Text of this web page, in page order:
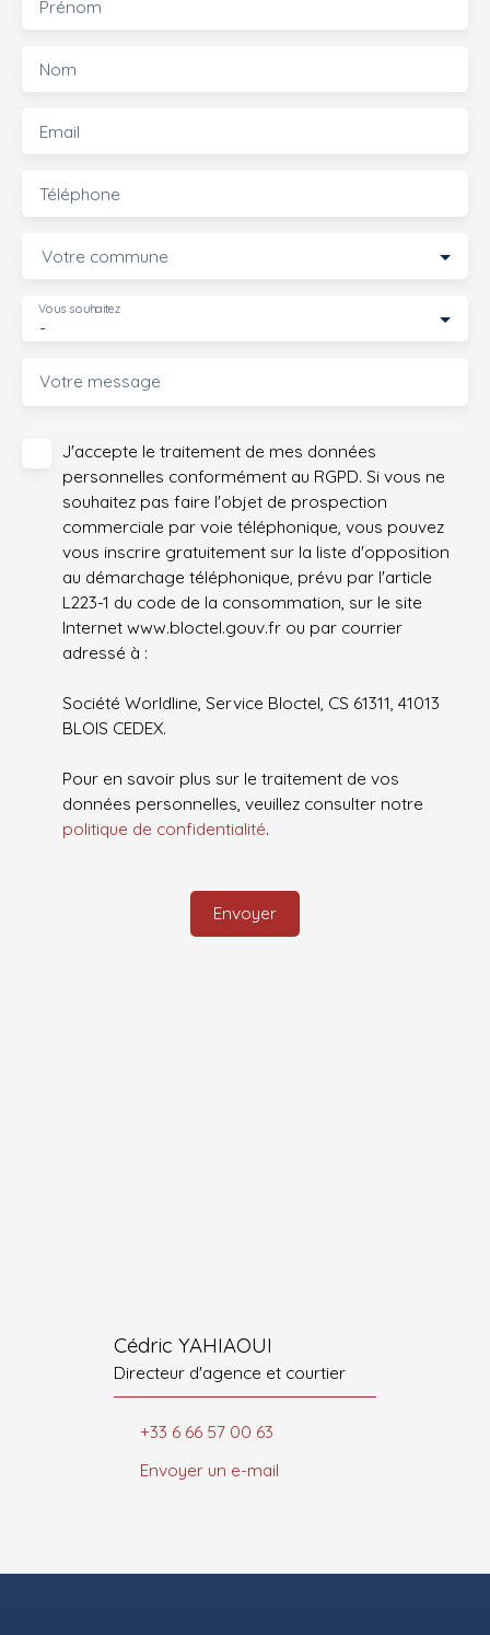
Prénom
Nom
Email
Téléphone
Votre commune
-
Vous souhaitez
Votre message
J'accepte le traitement de mes données
personnelles conformément au RGPD. Si vous ne
souhaitez pas faire l'objet de prospection
commerciale par voie téléphonique, vous pouvez
vous inscrire gratuitement sur la liste d'opposition
au démarchage téléphonique, prévu par l'article
L223-1 du code de la consommation, sur le site
Internet www.bloctel.gouv.fr ou par courrier
adressé à :
Société Worldline, Service Bloctel, CS 61311, 41013
BLOIS CEDEX.
Pour en savoir plus sur le traitement de vos
données personnelles, veuillez consulter notre
politique de confidentialité.
Envoyer
Cédric YAHIAOUI
Directeur d'agence et courtier
+33 6 66 57 00 63
Envoyer un e-mail